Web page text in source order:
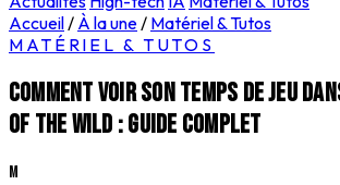
Accueil/ À la une/ Matériel & Tutos
MATÉRIEL & TUTOS
Comment voir son temps de jeu
of the Wild : guide complet
M